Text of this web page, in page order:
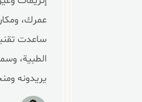
عمرك،
ساعدت
الطبية،
يريدونه